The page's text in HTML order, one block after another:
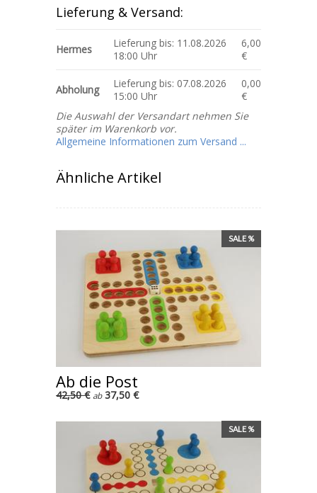
Lieferung & Versand:
Hermes
Lieferung bis: 11.08.2026
18:00 Uhr
6,00
€
Abholung
Lieferung bis: 07.08.2026
15:00 Uhr
0,00
€
Die Auswahl der Versandart nehmen Sie
später im Warenkorb vor.
Allgemeine Informationen zum Versand ...
Ähnliche Artikel
SALE %
Ab die Post
42,50 € ab37,50 €
SALE %